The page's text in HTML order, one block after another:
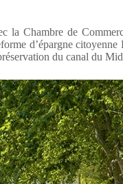
Chambre de
d’épargne
du canal du